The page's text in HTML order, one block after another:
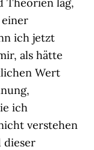
einer
ich jetzt
als hätte
Wert
ich
verstehen
dieser